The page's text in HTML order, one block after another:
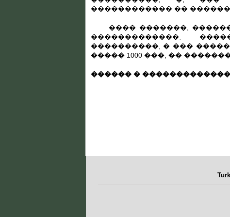
������������ ��
���� �������,
�������������,
����������, � ���
����� 1000 ���, ��
������ �